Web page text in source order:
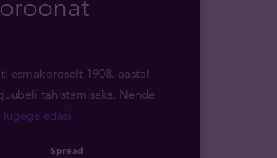
esmakordselt 1908. aastal
tähistamiseks. Nende
lugege edasi
Spread